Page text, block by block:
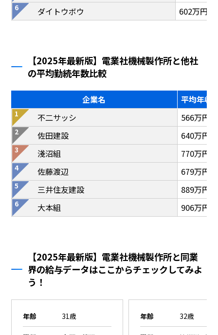
ダイトウボウ
602万円
【2025年最新版】電業社機械製作所と他社
の平均勤続年数比較
企業名
平均年収
不二サッシ
566万円
佐田建設
640万円
淺沼組
770万円
佐藤渡辺
679万円
三井住友建設
889万円
大本組
906万円
【2025年最新版】電業社機械製作所と同業
界の給与データはここからチェックしてみよ
う！
年齢 31歳 年齢 32歳